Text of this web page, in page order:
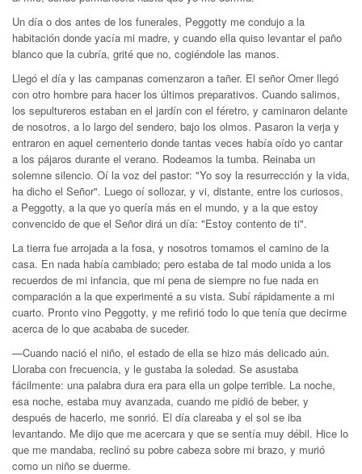
Un día o dos antes de los funerales, Peggotty me condujo a la
habitación donde yacía mi madre, y cuando ella quiso levantar el paño
blanco que la cubría, grité que no, cogiéndole las manos.
Llegó el día y las campanas comenzaron a tañer. El señor Omer llegó
con otro hombre para hacer los últimos preparativos. Cuando salimos,
los sepultureros estaban en el jardín con el féretro, y caminaron delante
de nosotros, a lo largo del sendero, bajo los olmos. Pasaron la verja y
entraron en aquel cementerio donde tantas veces había oído yo cantar
a los pájaros durante el verano. Rodeamos la tumba. Reinaba un
solemne silencio. Oí la voz del pastor: "Yo soy la resurrección y la vida,
ha dicho el Señor". Luego oí sollozar, y vi, distante, entre los curiosos,
a Peggotty, a la que yo quería más en el mundo, y a la que estoy
convencido de que el Señor dirá un día: "Estoy contento de ti".
La tierra fue arrojada a la fosa, y nosotros tomamos el camino de la
casa. En nada había cambiado; pero estaba de tal modo unida a los
recuerdos de mi infancia, que mi pena de siempre no fue nada en
comparación a la que experimenté a su vista. Subí rápidamente a mi
cuarto. Pronto vino Peggotty, y me refirió todo lo que tenía que decirme
acerca de lo que acababa de suceder.
—Cuando nació el niño, el estado de ella se hizo más delicado aún.
Lloraba con frecuencia, y le gustaba la soledad. Se asustaba
fácilmente: una palabra dura era para ella un golpe terrible. La noche,
esa noche, estaba muy avanzada, cuando me pidió de beber, y
después de hacerlo, me sonrió. El día clareaba y el sol se iba
levantando. Me dijo que me acercara y que se sentía muy débil. Hice lo
que me mandaba, reclinó su pobre cabeza sobre mi brazo, y murió
como un niño se duerme.